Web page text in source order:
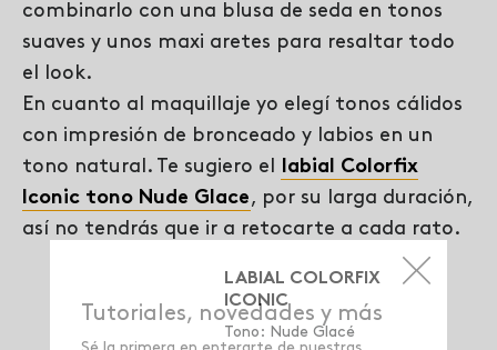
combinarlo con una blusa de seda en tonos
suaves y unos maxi aretes para resaltar todo
el look.
En cuanto al maquillaje yo elegí tonos cálidos
con impresión de bronceado y labios en un
tono natural. Te sugiero el labial Colorfix
Iconic tono Nude Glace, por su larga duración,
así no tendrás que ir a retocarte a cada rato.
LABIAL COLORFIX
ICONIC
Tono: Nude Glacé